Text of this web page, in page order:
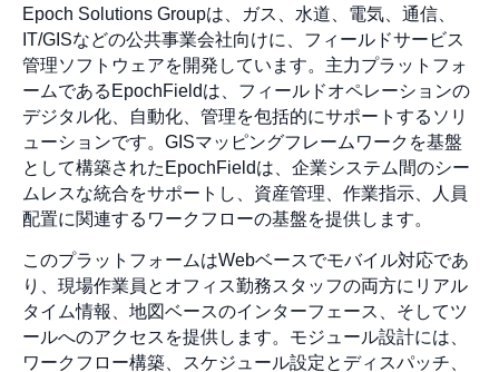
Epoch Solutions Groupは、ガス、水道、電気、通信、
IT/GISなどの公共事業会社向けに、フィールドサービス
管理ソフトウェアを開発しています。主力プラットフォ
ームであるEpochFieldは、フィールドオペレーションの
デジタル化、自動化、管理を包括的にサポートするソリ
ューションです。GISマッピングフレームワークを基盤
として構築されたEpochFieldは、企業システム間のシー
ムレスな統合をサポートし、資産管理、作業指示、人員
配置に関連するワークフローの基盤を提供します。
このプラットフォームはWebベースでモバイル対応であ
り、現場作業員とオフィス勤務スタッフの両方にリアル
タイム情報、地図ベースのインターフェース、そしてツ
ールへのアクセスを提供します。モジュール設計には、
ワークフロー構築、スケジュール設定とディスパッチ、